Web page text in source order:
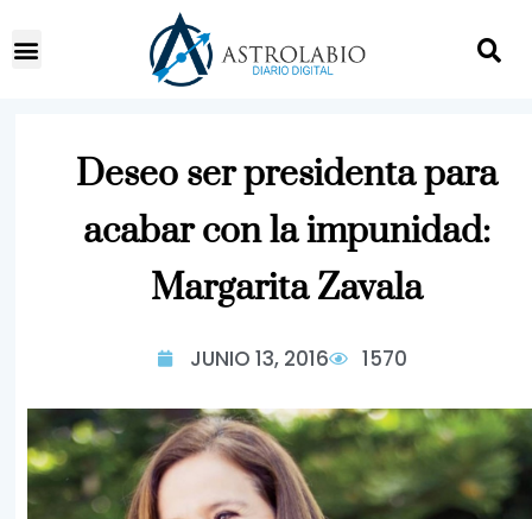
Deseo ser presidenta para
acabar con la impunidad:
Margarita Zavala
JUNIO 13, 2016 1570